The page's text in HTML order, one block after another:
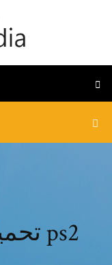
تحميل أرشيف ألعاب ps2